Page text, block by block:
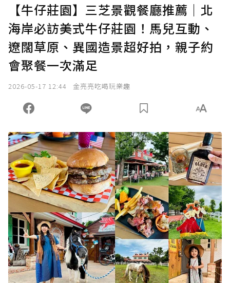
【牛仔莊園】三芝景觀餐廳推薦｜北
海岸必訪美式牛仔莊園！馬兒互動、
遼闊草原、異國造景超好拍，親子約
會聚餐一次滿足
2026-05-17 12:44 金亮亮吃喝玩樂趣